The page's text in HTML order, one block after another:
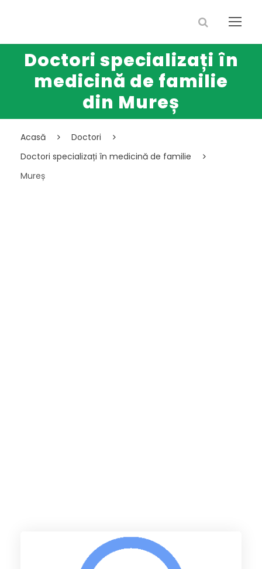
Doctori specializați în
medicină de familie
din Mureș
Acasă
Doctori
Doctori specializați în medicină de familie
Mureș